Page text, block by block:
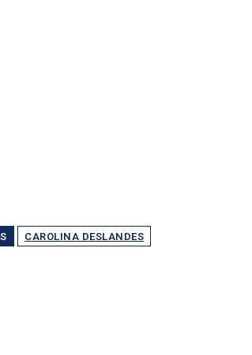
CAROLINA DESLANDES